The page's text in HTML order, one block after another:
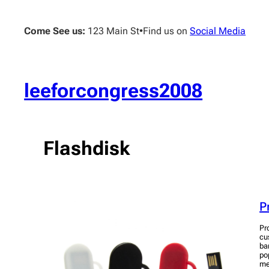
contentCome See us: 123 Main St•Find us onSocial Media
leeforcongress2008
Flashdisk